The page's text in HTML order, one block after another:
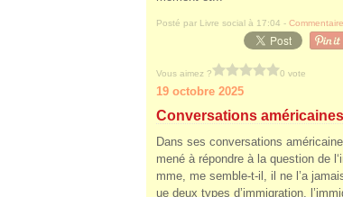
Posté par Livre social à 17:04 -
Vous aimez ? 0 vote
19 octobre 2025
Conversations
Dans ses conversations
mené à répondre à la question de
mme, me semble-t-il, il ne l’a
ue deux types d’immigration,